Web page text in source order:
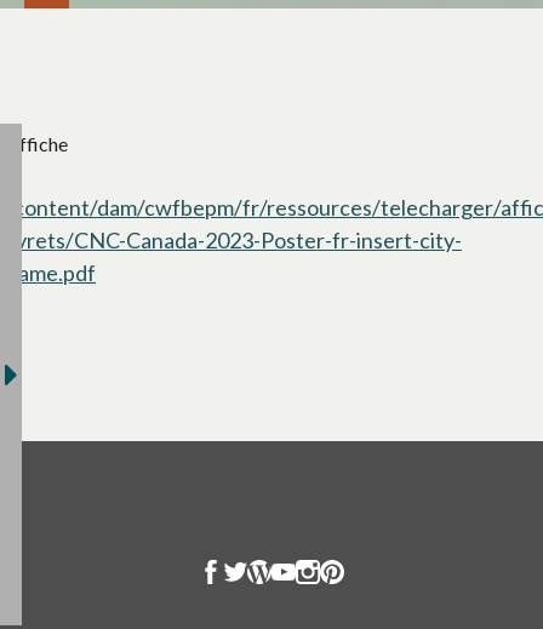
Affiche
/content/dam/cwfbepm/fr/ressources/telecharger/
livrets/CNC-Canada-2023-Poster-fr-insert-city-
name.pdf